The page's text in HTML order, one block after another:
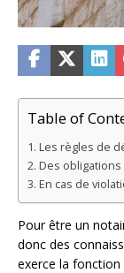
Table of
Les règles de
Des obligations
En cas de
Pour être un
donc des
exerce la fonction